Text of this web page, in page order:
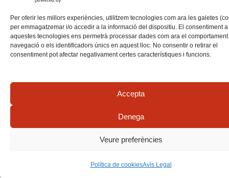
Per oferir les millors experiències, utilitzem tecnologies com ara les galetes
per emmagatzemar i/o accedir a la informació del dispositiu. El consentiment a
aquestes tecnologies ens permetrà processar dades com ara el
navegació o els identificadors únics en aquest lloc. No consentir o retirar el
consentiment pot afectar negativament certes característiques i funcions.
Accepta
Denega
Veure preferències
Política de cookiesAvís Legal